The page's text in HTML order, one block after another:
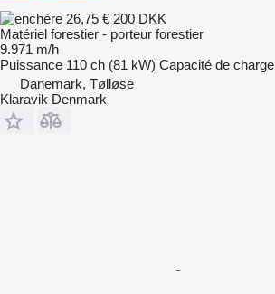
26,75 € 200 DKK
Matériel forestier - porteur forestier
9.971 m/h
Puissance 110 ch (81 kW) Capacité de charge
Danemark, Tølløse
Klaravik Denmark